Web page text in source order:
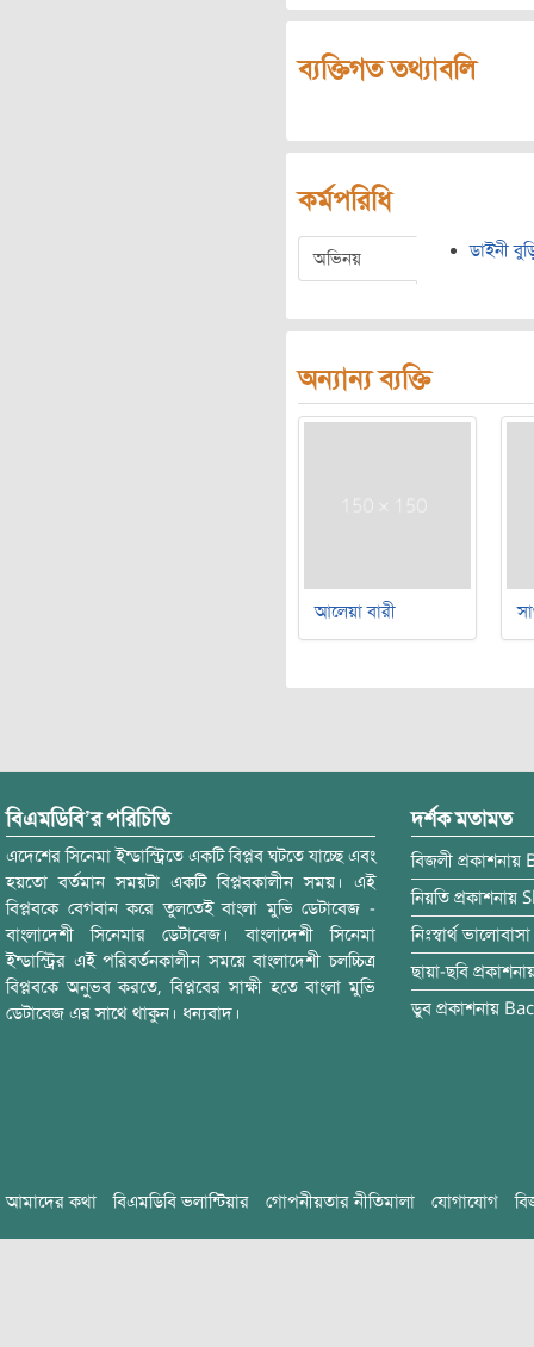
ব্যক্তিগত তথ্যাবলি
কর্মপরিধি
অভিনয় ডাইনী
অন্যান্য ব্যক্তি
আলেয়া বারী
বিএমডিবি’র পরিচিতি
এদেশের সিনেমা ইন্ডাস্ট্রিতে একটি বিপ্লব ঘটতে যাচ্ছে এবং
হয়তো বর্তমান সময়টা একটি বিপ্লবকালীন সময়। এই
বিপ্লবকে বেগবান করে তুলতেই বাংলা মুভি ডেটাবেজ -
বাংলাদেশী সিনেমার ডেটাবেজ। বাংলাদেশী সিনেমা
ইন্ডাস্ট্রির এই পরিবর্তনকালীন সময়ে বাংলাদেশী চলচ্চিত্র
বিপ্লবকে অনুভব করতে, বিপ্লবের সাক্ষী হতে বাংলা মুভি
ডেটাবেজ এর সাথে থাকুন। ধন্যবাদ।
দর্শক মতামত
বিজলী প্রকাশনায়
নিয়তি প্রকাশনায়
নিঃস্বার্থ ভালোবাসা
ছায়া-ছবি
ডুব প্রকাশনায়
আমাদের কথা বিএমডিবি ভলান্টিয়ার গোপনীয়তার নীতিমালা যোগাযোগ